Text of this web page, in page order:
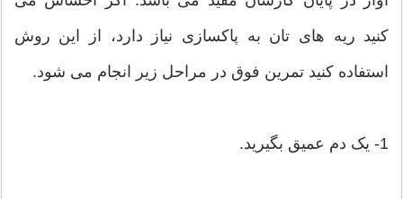
کنید ریه های تان به پاکسازی نیاز دارد، از این روش
استفاده کنید تمرین فوق در مراحل زیر انجام می شود.
1- یک دم عمیق بگیرید.